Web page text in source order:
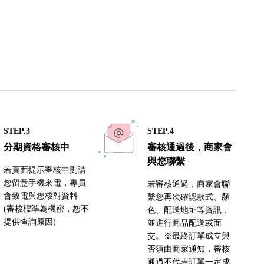
STEP.3
分期資格審核中
若頁面提示審核中則請
您留意手機來電，專員
會致電與您核對資料
(審核標準為機密，恕不
提供查詢原因)
STEP.4
審核通過後，商家會
與您聯繫
若審核通過，商家會聯
繫您再次確認款式、顏
色、配送地址等資訊，
並進行商品配送或面
交。※最終訂單成立與
否須由商家通知，審核
通過不代表訂單一定成